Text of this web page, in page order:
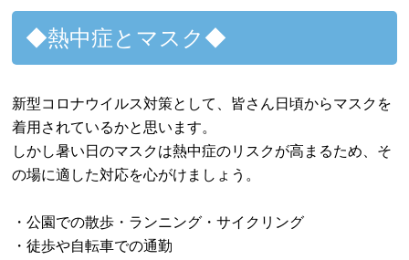
◆熱中症とマスク◆
新型コロナウイルス対策として、皆さん日頃からマスクを
着用されているかと思います。
しかし暑い日のマスクは熱中症のリスクが高まるため、そ
の場に適した対応を心がけましょう。
・公園での散歩・ランニング・サイクリング
・徒歩や自転車での通勤